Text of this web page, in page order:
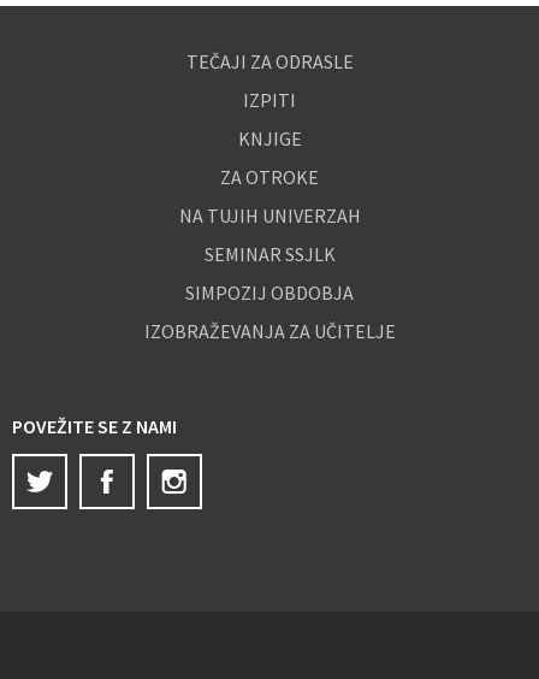
TEČAJI ZA ODRASLE
IZPITI
KNJIGE
ZA OTROKE
NA TUJIH UNIVERZAH
SEMINAR SSJLK
SIMPOZIJ OBDOBJA
IZOBRAŽEVANJA ZA UČITELJE
POVEŽITE SE Z NAMI
Twitter
Facebook